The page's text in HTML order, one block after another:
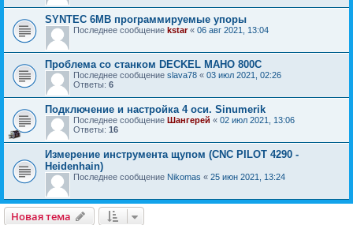
SYNTEC 6MB программируемые упоры
Последнее сообщение kstar« 06 авг 2021, 13:04
Проблема со станком DECKEL MAHO 800C
Последнее сообщение slava78 « 03 июл 2021, 02:26
Ответы: 6
Подключение и настройка 4 оси. Sinumerik
Последнее сообщение Шангерей « 02 июл 2021, 13:06
Ответы: 16
Измерение инструмента щупом (CNC PILOT 4290 -
Heidenhain)
Последнее сообщение Nikomas « 25 июн 2021, 13:24
Новая тема